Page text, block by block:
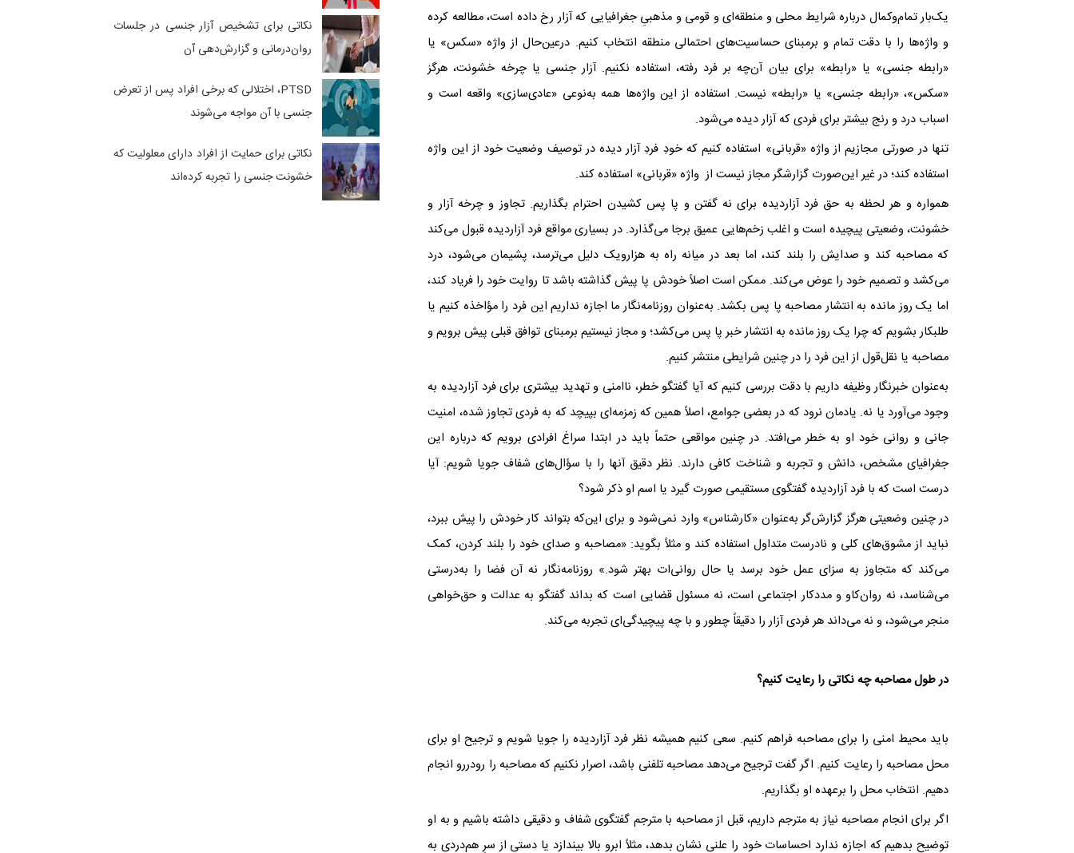
یک‌بار تمام‌وکمال درباره‌ شرایط محلی و منطقه‌ای و قومی و مذهبیِ جغرافیایی که آزار رخ داده است، مطالعه کرده
و واژه‌ها را با دقت تمام و برمبنای حساسیت‌های احتمالی منطقه انتخاب کنیم. درعین‌حال از واژه‌ «سکس» یا
«رابطه‌ جنسی» یا «رابطه» برای بیان آن‌چه بر فرد رفته، استفاده نکنیم. آزار جنسی یا چرخه‌ خشونت، هرگز
«سکس»، «رابطه‌ جنسی» یا «رابطه» نیست. استفاده از این واژه‌ها همه به‌نوعی «عادی‌سازی» واقعه است و
اسباب درد و رنج بیشتر برای فردی که آزار دیده می‌شود.
تنها در صورتی مجازیم از واژه‌ «قربانی» استفاده کنیم که خودِ فردِ آزار دیده در توصیف وضعیت خود از این واژه
استفاده کند؛ در غیر این‌صورت گزارشگر مجاز نیست از واژه‌ «قربانی» استفاده کند.
همواره و هر لحظه به حق فرد آزاردیده برای نه گفتن و پا پس ‌کشیدن احترام بگذاریم. تجاوز و چرخه‌ آزار و
خشونت، وضعیتی پیچیده است و اغلب زخم‌هایی عمیق برجا می‌گذارد. در بسیاری مواقع فرد آزاردیده قبول می‌کند
که مصاحبه کند و صدایش را بلند کند، اما بعد در میانه‌ راه به هزارویک‌ دلیل می‌ترسد، پشیمان می‌شود، درد
می‌کشد و تصمیم خود را عوض می‌کند. ممکن است اصلاً خودش پا پیش گذاشته باشد تا روایت خود را فریاد کند،
اما یک روز مانده به انتشار مصاحبه پا پس‌ بکشد. به‌عنوان روزنامه‌نگار ما اجازه نداریم این فرد را مؤاخذه کنیم یا
طلبکار بشویم که چرا یک روز مانده به انتشار خبر پا پس می‌کشد؛ و مجاز نیستیم برمبنای توافق قبلی پیش‌ برویم و
مصاحبه یا نقل‌قول از این فرد را در چنین شرایطی منتشر کنیم.
به‌عنوان خبرنگار وظیفه داریم با دقت بررسی کنیم که آیا گفتگو خطر، ناامنی و تهدید بیشتری برای فرد آزاردیده به
وجود می‌آورد یا نه. یادمان نرود که در بعضی جوامع، اصلاً همین که زمزمه‌ای بپیچد که به فردی تجاوز شده، امنیت
جانی و روانی خود او به خطر می‌افتد. در چنین مواقعی حتماً باید در ابتدا سراغ افرادی برویم که درباره‌ این
جغرافیای مشخص، دانش و تجربه و شناخت کافی دارند. نظر دقیق آنها را با سؤال‌های شفاف جویا شویم:‌ آیا
درست است که با فرد آزاردیده گفتگوی مستقیمی صورت گیرد یا اسم او ذکر شود؟
در چنین وضعیتی هرگز گزارش‌گر به‌عنوان «کارشناس» وارد نمی‌شود و برای این‌که بتواند کار خودش را پیش ببرد،
نباید از مشوق‌های کلی و نادرست متداول استفاده کند و مثلاً بگوید: «مصاحبه و صدای خود را بلند کردن، کمک
می‌کند که متجاوز به سزای عمل خود برسد یا حال روانی‌ات بهتر شود.» روزنامه‌نگار نه آن فضا را به‌درستی
می‌شناسد، نه روان‌کاو و مددکار اجتماعی است، نه مسئول قضایی است که بداند گفتگو به عدالت و حق‌خواهی
منجر می‌شود، و نه می‌داند هر فردی آزار را دقیقاً چطور و با چه پیچیدگی‌ای تجربه می‌کند.
در طول مصاحبه چه نکاتی را رعایت کنیم؟‌
باید محیط امنی را برای مصاحبه فراهم کنیم. سعی کنیم همیشه نظر فرد آزاردیده را جویا شویم و ترجیح او برای
محل مصاحبه را رعایت کنیم. اگر گفت ترجیح می‌دهد مصاحبه تلفنی باشد، اصرار نکنیم که مصاحبه را رودررو انجام
دهیم. انتخاب محل را برعهده او بگذاریم.
اگر برای انجام مصاحبه نیاز به مترجم داریم، قبل از مصاحبه با مترجم گفتگوی شفاف و دقیقی داشته باشیم و به او
توضیح بدهیم که اجازه ندارد احساسات خود را علنی نشان بدهد، مثلاً ابرو بالا بیندازد یا دستی از سرِ هم‌دردی به
نکاتی برای تشخیص آزار جنسی در جلسات
روان‌درمانی و گزارش‌دهی آن
PTSD، اختلالی که برخی افراد پس از تعرض
جنسی با آن مواجه می‌شوند
نکاتی برای حمایت از افراد دارای معلولیت که
خشونت جنسی را تجربه کرده‌اند